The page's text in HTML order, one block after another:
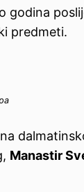
godina
predmeti.
na
Manastir